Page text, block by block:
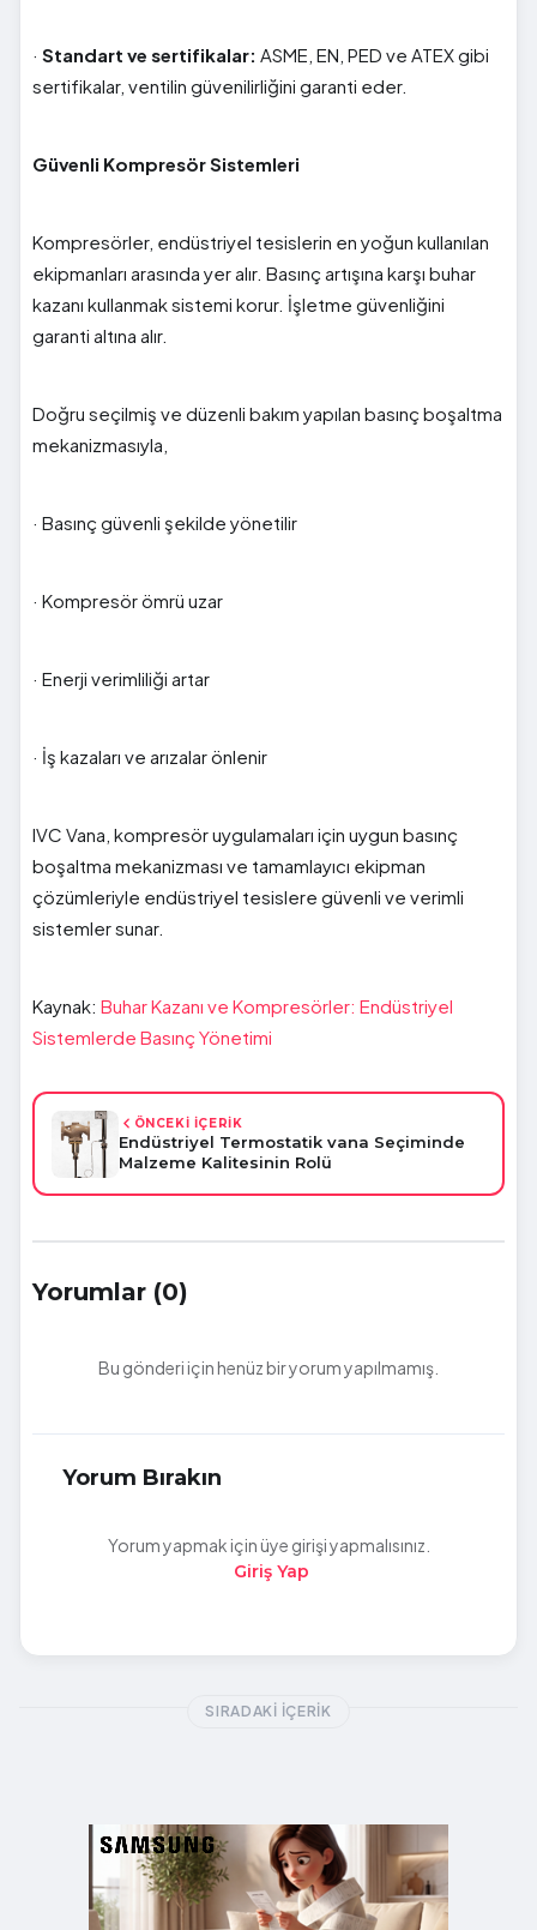
· Standart ve sertifikalar: ASME, EN, PED ve ATEX gibi
sertifikalar, ventilin güvenilirliğini garanti eder.
Güvenli Kompresör Sistemleri
Kompresörler, endüstriyel tesislerin en yoğun kullanılan
ekipmanları arasında yer alır. Basınç artışına karşı buhar
kazanı kullanmak sistemi korur. İşletme güvenliğini
garanti altına alır.
Doğru seçilmiş ve düzenli bakım yapılan basınç boşaltma
mekanizmasıyla,
· Basınç güvenli şekilde yönetilir
· Kompresör ömrü uzar
· Enerji verimliliği artar
· İş kazaları ve arızalar önlenir
IVC Vana, kompresör uygulamaları için uygun basınç
boşaltma mekanizması ve tamamlayıcı ekipman
çözümleriyle endüstriyel tesislere güvenli ve verimli
sistemler sunar.
Kaynak: Buhar Kazanı ve Kompresörler: Endüstriyel
Sistemlerde Basınç Yönetimi
ÖNCEKİ İÇERİK
Endüstriyel Termostatik vana Seçiminde
Malzeme Kalitesinin Rolü
Yorumlar (0)
Bu gönderi için henüz bir yorum yapılmamış.
Yorum Bırakın
Yorum yapmak için üye girişi yapmalısınız.
Giriş Yap
SIRADAKI İÇERIK